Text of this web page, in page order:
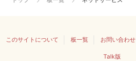
このサイトについて 板一覧 お問い合わせ
Talk版